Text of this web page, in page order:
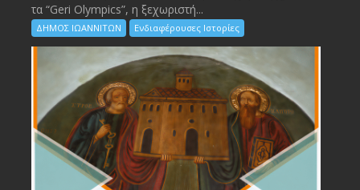
τα “Geri Olympics”, η ξεχωριστή...
ΔΗΜΟΣ ΙΩΑΝΝΙΤΩΝ Ενδιαφέρουσες Ιστορίες